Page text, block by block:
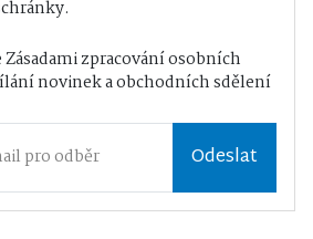
Zásadami zpracování osobních
novinek a obchodních sdělení
Odeslat